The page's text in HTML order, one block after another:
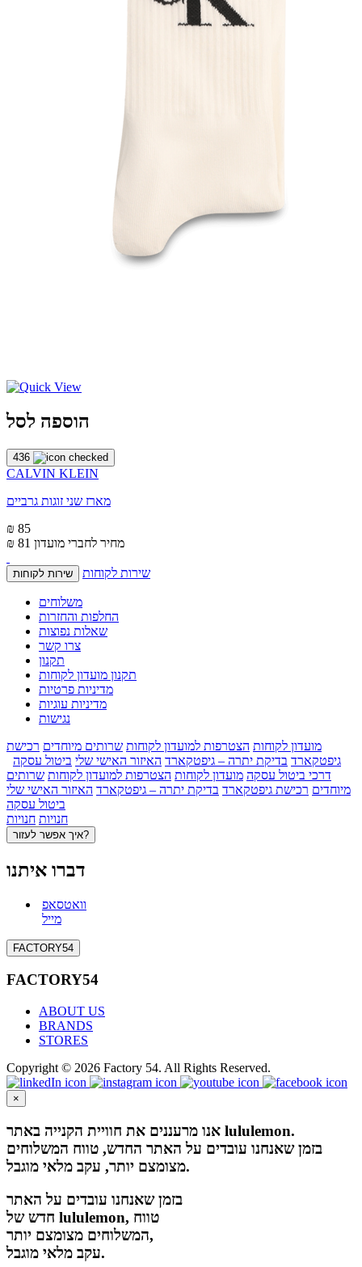
הוספה לסל
436
CALVIN KLEIN
מארז שני זוגות גרביים
₪ 85
₪ 81 מחיר לחברי מועדון
שירות לקוחות שירות לקוחות
משלוחים
החלפות והחזרות
שאלות נפוצות
צרו קשר
תקנון
תקנון מועדון לקוחות
מדיניות פרטיות
מדיניות עוגיות
נגישות
מועדון לקוחות הצטרפות למועדון לקוחות שרותים מיוחדים רכישת
גיפטקארד בדיקת יתרה – גיפטקארד האיזור האישי שלי ביטול עסקה
דרכי ביטול עסקה מועדון לקוחות הצטרפות למועדון לקוחות שרותים
מיוחדים רכישת גיפטקארד בדיקת יתרה – גיפטקארד האיזור האישי שלי
ביטול עסקה
חנויות חנויות
איך אפשר לעזור?
דברו איתנו
וואטסאפ
מייל
FACTORY54
FACTORY54
ABOUT US
BRANDS
STORES
Copyright © 2026 Factory 54. All Rights Reserved.
×
אנו מרעננים את חוויית הקנייה באתר lululemon.
בזמן שאנחנו עובדים על האתר החדש, טווח המשלוחים
מצומצם יותר, עקב מלאי מוגבל.
בזמן שאנחנו עובדים על האתר
חדש של lululemon, טווח
המשלוחים מצומצם יותר,
עקב מלאי מוגבל.